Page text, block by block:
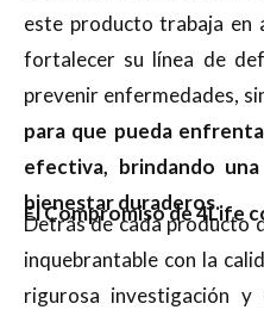
este producto trabaja en
fortalecer su línea de
prevenir enfermedades,
para que pueda
efectiva, brindando
bienestar duraderos.
El Compromiso de 4Life
Detrás de cada producto
inquebrantable con la
rigurosa investigación y